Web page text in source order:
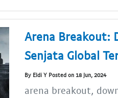
Arena Breakout:
Senjata Global
By Eldi Y Posted on 18 Jun, 2024
arena breakout,